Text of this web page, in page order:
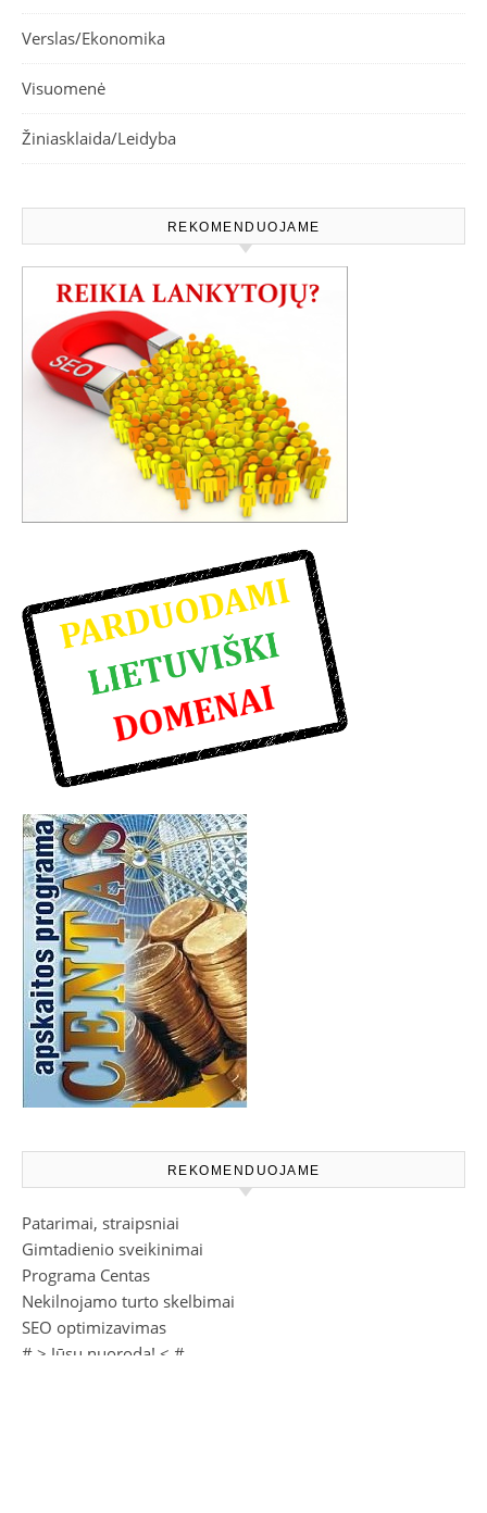
Verslas/Ekonomika
Visuomenė
Žiniasklaida/Leidyba
REKOMENDUOJAME
REKOMENDUOJAME
Patarimai, straipsniai
Gimtadienio sveikinimai
Programa Centas
Nekilnojamo turto skelbimai
SEO optimizavimas
# > Jūsų nuoroda! < #